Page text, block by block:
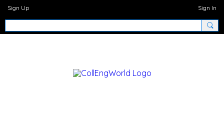
Sign Up Sign In